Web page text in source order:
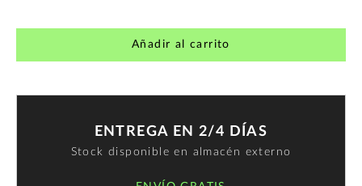
Añadir al carrito
ENTREGA EN 2/4 DÍAS
Stock disponible en almacén externo